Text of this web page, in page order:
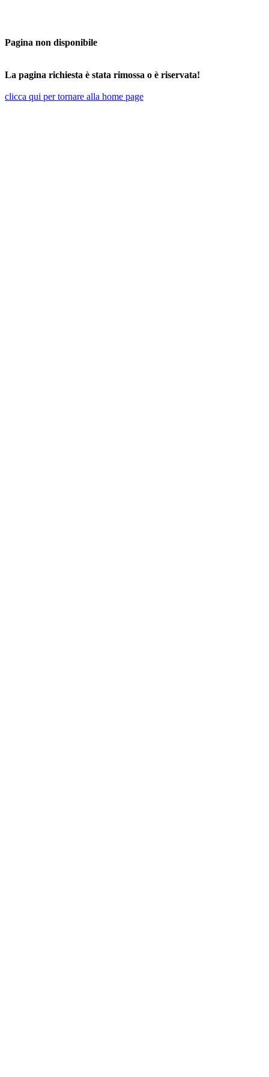
Pagina non disponibile
La pagina richiesta è stata rimossa o è riservata!
clicca qui per tornare alla home page